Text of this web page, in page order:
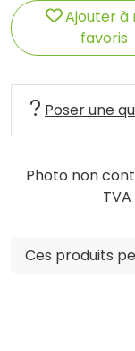
Ajouter à
favoris
Poser une
Photo non
Ces produits